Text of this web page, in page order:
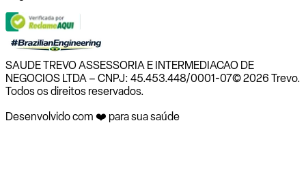
SAUDE TREVO ASSESSORIA E INTERMEDIACAO DE
NEGOCIOS LTDA – CNPJ: 45.453.448/0001-07© 2026 Trevo.
Todos os direitos reservados.
Desenvolvido com ❤️ para sua saúde